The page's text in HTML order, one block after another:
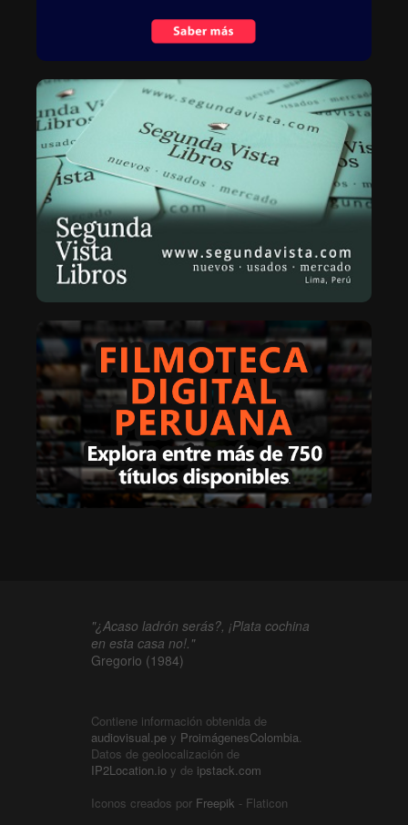
"¿Acaso ladrón serás?, ¡Plata cochina
en esta casa no!."
Gregorio (1984)
Contiene información obtenida de
audiovisual.pe y ProimágenesColombia.
Datos de geolocalización de
IP2Location.io y de ipstack.com
Iconos creados por Freepik - Flaticon